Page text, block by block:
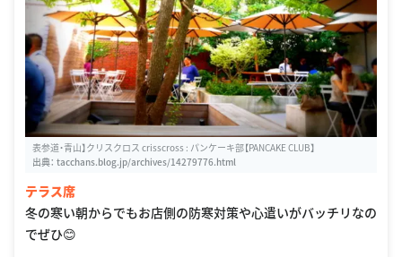
表参道・青山】クリスクロス crisscross : パンケーキ部【PANCAKE CLUB】
出典： tacchans.blog.jp/archives/14279776.html
テラス席
冬の寒い朝からでもお店側の防寒対策や心遣いがバッチリなの
でぜひ😊